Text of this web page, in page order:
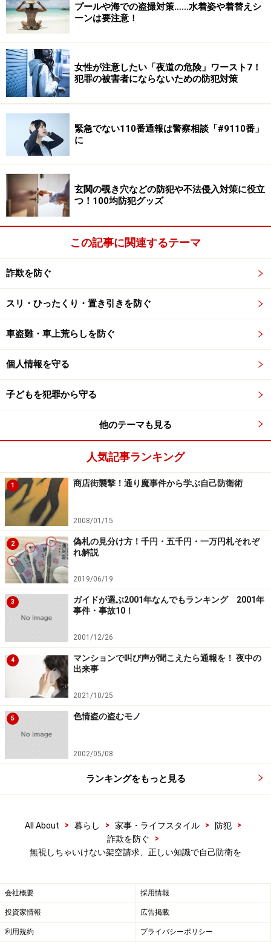
その後、この訴訟は、男性の居住地である東京の簡易裁
判所に移送された後、東京地方裁判所に移され、今月9
月27日（月）に審理が始まることになりました。（→9
月30日に新しい記事
アップしました）。
一方、男性側は、架空の訴訟を起こされて精神的被害を
受けたとして「損害賠償請求」を、この9月17日に東京
地裁に起こしました。この男性側の訴訟には、18名の弁
護団が結成され、このような架空請求裁判を許さない、
という弁護側の強い意思があります。
それにしても、なぜ、業者は「少額訴訟」を利用したの
でしょうか？
少額訴訟
以前、このサイトでも「電話トラブルと少額訴訟」
とい
う記事を紹介しておりますが、60万円までの金銭支払い
のトラブルに限って利用できる手続きです。原則とし
て、審理は一回で、その日の内に判決が言い渡されま
す。
この裁判の「呼出状」
ありますが、この内の２．が、重要なポイントになりま
す。
→呼出状の注意書き／呼出状が来たら、相談、届け出を
→→配達証明を確認／今後、懸念される点
※記事内容は執筆時点のものです。最新の内容をご確認くださ
い。
1/4 次のページへ
プールや海での盗撮対策……水着姿や着替えシ
ーンは要注意！
女性が注意したい「夜道の危険」ワースト7！
犯罪の被害者にならないための防犯対策
緊急でない110番通報は警察相談「#9110番」
に
玄関の覗き穴などの防犯や不法侵入対策に役立
つ！100均防犯グッズ
この記事に関連するテーマ
詐欺を防ぐ
スリ・ひったくり・置き引きを防ぐ
車盗難・車上荒らしを防ぐ
個人情報を守る
子どもを犯罪から守る
他のテーマも見る
人気記事ランキング
1 商店街襲撃！通り魔事件から学ぶ自己防衛術
2008/01/15
2
偽札の見分け方！千円・五千円・一万円札それぞ
れ解説
2019/06/19
3
ガイドが選ぶ2001年なんでもランキング 2001年
事件・事故10！
2001/12/26
4
マンションで叫び声が聞こえたら通報を！ 夜中の
出来事
2021/10/25
5 色情盗の盗むモノ
2002/05/08
ランキングをもっと見る
All About > 暮らし > 家事・ライフスタイル > 防犯
>
詐欺を防ぐ
>
無視しちゃいけない架空請求、正しい知識で自己防衛を
会社概要 採用情報
投資家情報 広告掲載
利用規約 プライバシーポリシー